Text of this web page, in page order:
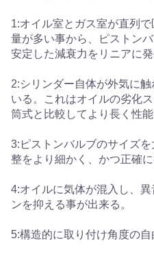
1:オイル室とガス室が直列
量が多い事から、ピストン
安定した減衰力をリニアに発
2:シリンダー自体が外気に
いる。これはオイルの劣化
筒式と比較してより長く性
3:ピストンバルブのサイズ
整をより細かく、かつ正確に
4:オイルに気体が混入し、
ンを抑える事が出来る。
5:構造的に取り付け角度の自